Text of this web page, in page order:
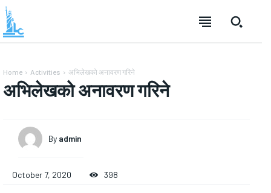
Home Activities अभिलेखको अनावरण गरिने
अभिलेखको अनावरण गरिने
By admin
October 7, 2020 398